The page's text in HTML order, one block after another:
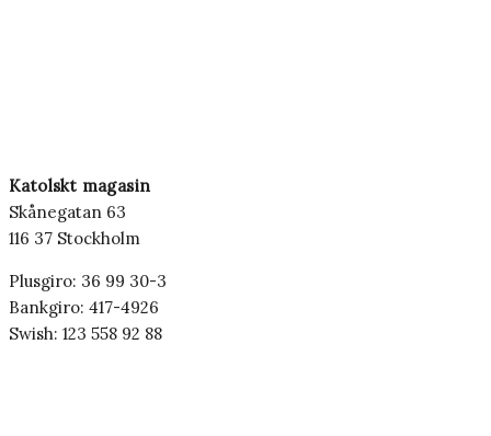
Katolskt magasin
Skånegatan 63
116 37 Stockholm
Plusgiro: 36 99 30-3
Bankgiro: 417-4926
Swish: 123 558 92 88